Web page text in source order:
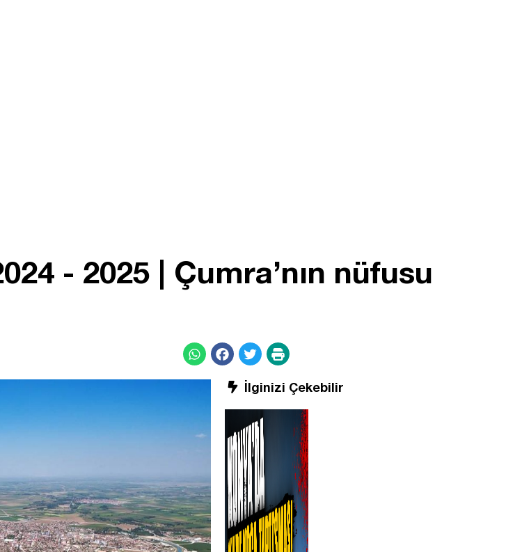
- 2025 | Çumra’nın nüfusu
İlginizi Çekebilir